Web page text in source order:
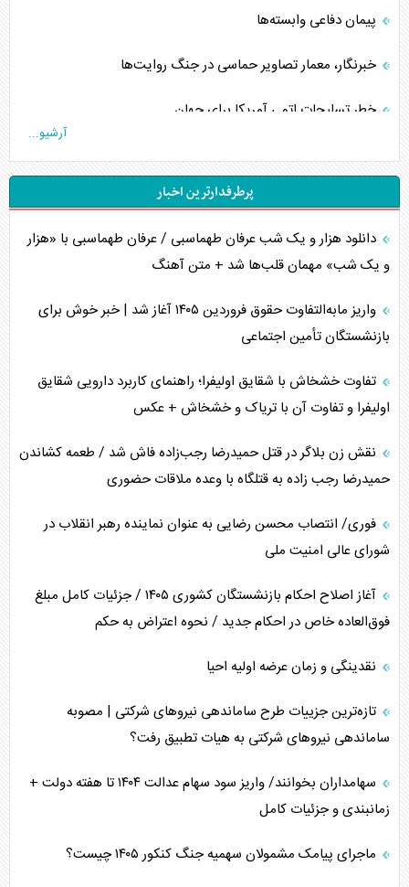
پیمان دفاعی‌ وابسته‌ها
خبرنگار، معمار تصاویر حماسی در جنگ روایت‌ها
خطر تسلیحات اتمی آمریکا برای جهان
چگونه عربستان برابر ایران دچار خطای محاسباتی شد؟
جاده ابریشم فضایی/ نفوذ راهبردی و فرازمینی چین
انصارالله و تثبیت معادله «محاصره برابر محاصره»
مصالحه نافرجام سعودی – اماراتی
محدودیت صادرات نفت عربستان
چگونه مقاومت صحنه جنگ را تغییر می‌دهد؟
جنگ رمضان و معضل حضور نظامیان آمریکایی
تحلیل جامع پدیده تراستی‌ها
تأثیر جنگ ایران و آمریکا بر اقتصاد جهانی
آرشیو...
پرطرفدارترین اخبار
دانلود هزار و یک شب عرفان طهماسبی / عرفان طهماسبی با «هزار
و یک شب» مهمان قلب‌ها شد + متن آهنگ
واریز مابه‌التفاوت حقوق فروردین ۱۴۰۵ آغاز شد | خبر خوش برای
بازنشستگان تأمین اجتماعی
تفاوت خشخاش با شقایق اولیفرا؛ راهنمای کاربرد دارویی شقایق
اولیفرا و تفاوت آن با تریاک و خشخاش + عکس
نقش زن بلاگر در قتل حمیدرضا رجب‌زاده فاش شد / طعمه کشاندن
حمیدرضا رجب زاده به قتلگاه با وعده ملاقات حضوری
فوری/ انتصاب محسن رضایی به عنوان نماینده رهبر انقلاب در
شورای عالی امنیت ملی
آغاز اصلاح احکام بازنشستگان کشوری ۱۴۰۵ / جزئیات کامل مبلغ
فوق‌العاده خاص در احکام جدید / نحوه اعتراض به حکم
نقدینگی و زمان عرضه اولیه احیا
تازه‌ترین جزییات طرح ساماندهی نیرو‌های شرکتی | مصوبه
ساماندهی نیرو‌های شرکتی به هیات تطبیق رفت؟
سهامداران بخوانند/ واریز سود سهام عدالت ۱۴۰۴ تا هفته دولت +
زمانبندی و جزئیات کامل
ماجرای پیامک مشمولان سهمیه جنگ کنکور ۱۴۰۵ چیست؟